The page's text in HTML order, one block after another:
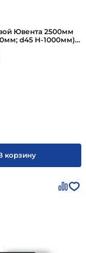
Ювента 2500мм
d45 Н-1000мм)
зеленый
корзину